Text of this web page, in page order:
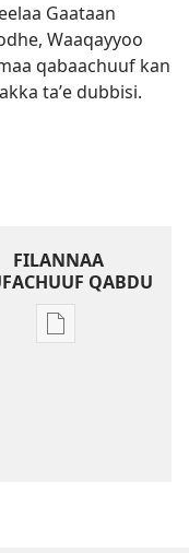
Gaataan
Waaqayyoo
qabaachuuf kan
t⁠a⁠ʼe dubbisi.
FILANNAA
QABDU
Filannaawwan